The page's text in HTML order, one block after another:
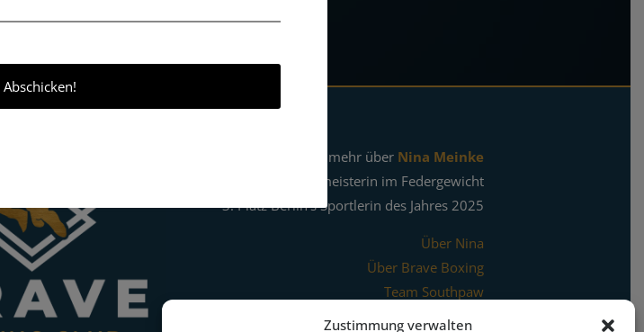
Zustimmung verwalten
Erfahrt mehr über Nina Meinke
IBF-Boxweltmeisterin im Federgewicht
3. Platz Berlin's Sportlerin des Jahres 2025
Über Nina
Über Brave Boxing
Team Southpaw
The Brave Crowd